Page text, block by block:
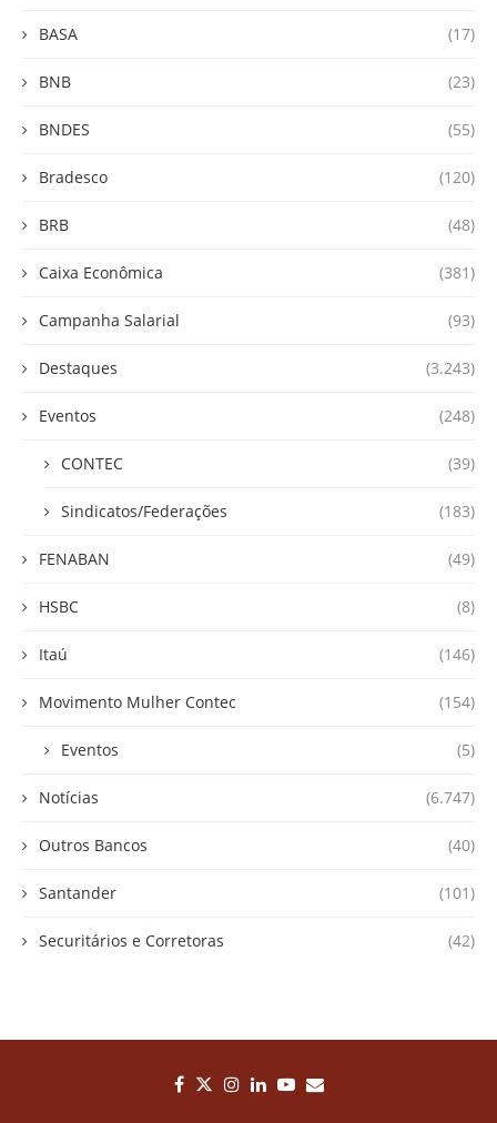
BASA (17)
BNB (23)
BNDES (55)
Bradesco (120)
BRB (48)
Caixa Econômica (381)
Campanha Salarial (93)
Destaques (3.243)
Eventos (248)
CONTEC (39)
Sindicatos/Federações (183)
FENABAN (49)
HSBC (8)
Itaú (146)
Movimento Mulher Contec (154)
Eventos (5)
Notícias (6.747)
Outros Bancos (40)
Santander (101)
Securitários e Corretoras (42)